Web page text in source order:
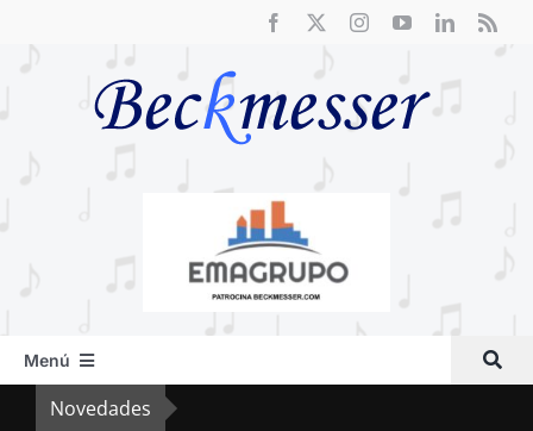
Menú
InicioNovedades